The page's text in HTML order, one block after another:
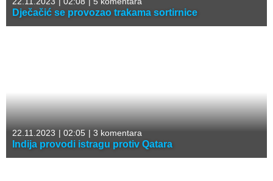
Dječačić se provozao trakama sortirnice
22.11.2023 | 02:05 | 3 komentara
Indija provodi istragu protiv Qatara